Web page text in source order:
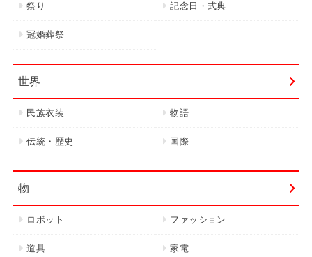
祭り 記念日・式典
冠婚葬祭
世界
民族衣装 物語
伝統・歴史 国際
物
ロボット ファッション
道具 家電